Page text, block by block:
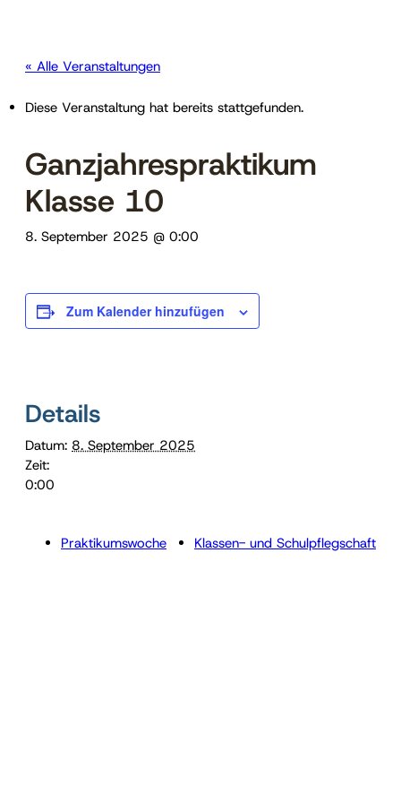
« Alle Veranstaltungen
Diese Veranstaltung hat bereits stattgefunden.
Ganzjahrespraktikum
Klasse 10
8. September 2025 @ 0:00
Zum Kalender hinzufügen
Details
Datum: 8. September 2025
Zeit:
0:00
Praktikumswoche Klassen- und Schulpflegschaft